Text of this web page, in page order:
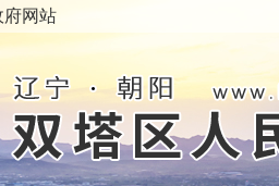
府网站